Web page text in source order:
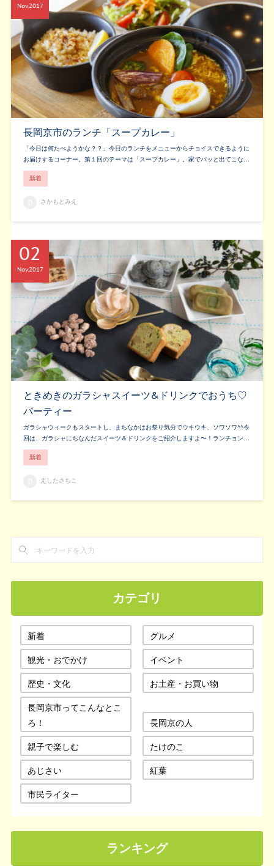
長岡京市のランチ「スープカレー」
「今日は何たべようかな？？」今日のランチをメニューからチョイスできるように
お届けするコーナー。第１回のテーマは「スープカレー」。家でパッと出てこな…
Nov2017
新着
さかもとみえ
ときめきのガラシャスイーツ&ドリンクでおうち♡
パーティー
ガラシャウィークもスタートし、まちなかはお祭り気分でウキウキ、ソワソワ^^今
回は、ガラシャにちなんだスイーツ＆ドリンクをご紹介しますよ〜！ランチョン…
02
Nov2017
新着
えしたさちこ
カテゴリ
新着
グルメ
観光・おでかけ
イベント
歴史・文化
お土産・お買い物
長岡京市ってこんなとこ
ろ！
長岡京の人
親子で楽しむ
たけのこ
あじさい
紅葉
市民ライター
ランキング